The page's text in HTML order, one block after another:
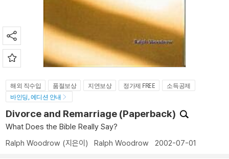
해외 직수입 품절보상 지연보상 정가제 FREE
소득공제
바인딩, 에디션 안내
Divorce and Remarriage (Paperback)
What Does the Bible Really Say?
Ralph Woodrow (지은이) Ralph Woodrow 2002-07-01